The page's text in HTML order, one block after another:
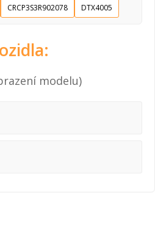
CRCP3S3R902078 DTX4005
modelu)